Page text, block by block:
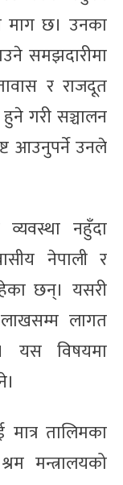
माग छ। उनका
समझदारीमा
र राजदूत
गरी सञ्चालन
आउनुपर्ने उनले
नहुँदा
नेपाली र
छन्। यसरी
लागत
यस विषयमा
मात्र तालिमका
मन्त्रालयको